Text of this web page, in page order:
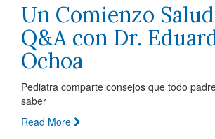
Un Comienzo
Q&A con Dr.
Ochoa
Pediatra comparte consejos que todo
saber
Read More